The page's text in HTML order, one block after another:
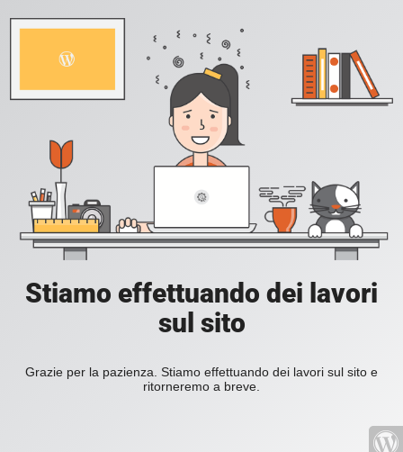
Stiamo effettuando dei lavori
sul sito
Grazie per la pazienza. Stiamo effettuando dei lavori sul sito e
ritorneremo a breve.